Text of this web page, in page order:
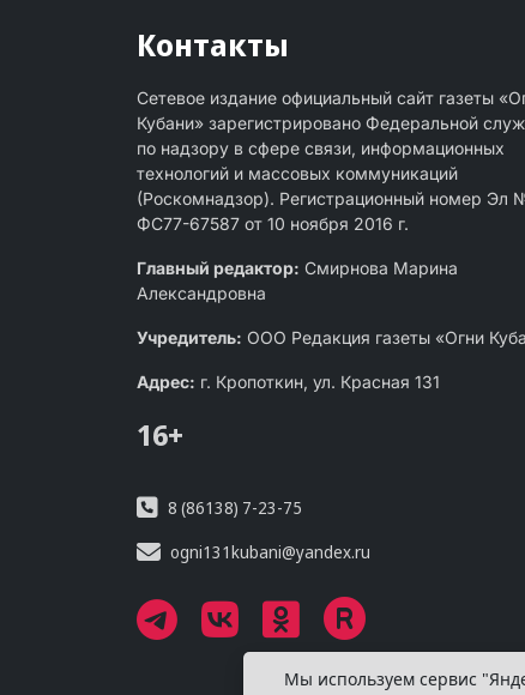
Контакты
Сетевое издание официальный сайт газеты
Кубани» зарегистрировано Федеральной
по надзору в сфере связи, информационных
технологий и массовых коммуникаций
(Роскомнадзор). Регистрационный номер Эл
ФС77-67587 от 10 ноября 2016 г.
Главный редактор: Смирнова Марина
Александровна
Учредитель: ООО Редакция газеты «Огни
Адрес: г. Кропоткин, ул. Красная 131
16+
8 (86138) 7-23-75
ogni131kubani@yandex.ru
Мы используем сервис